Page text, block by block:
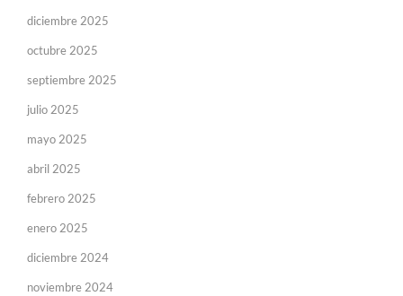
diciembre 2025
octubre 2025
septiembre 2025
julio 2025
mayo 2025
abril 2025
febrero 2025
enero 2025
diciembre 2024
noviembre 2024